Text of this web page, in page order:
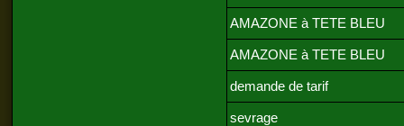
AMAZONE à TETE BLEU
AMAZONE à TETE BLEU
demande de tarif
sevrage